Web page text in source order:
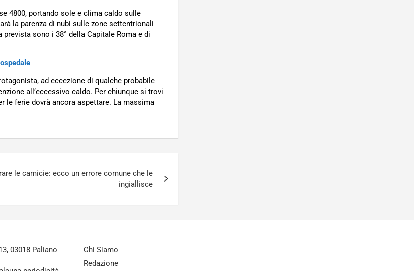
4800, portando sole e clima caldo sulle
la parenza di nubi sulle zone settentrionali
sono i 38° della Capitale Roma e di
ad eccezione di qualche probabile
all’eccessivo caldo. Per chiunque si trovi
le ferie dovrà ancora aspettare. La massima
le camicie: ecco un errore comune che le
ingiallisce
03018 Paliano
Chi Siamo
Redazione